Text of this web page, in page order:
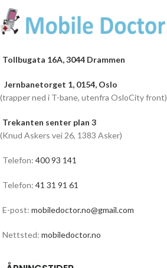
Tollbugata 16A, 3044 Drammen
Jernbanetorget 1, 0154, Oslo
(trapper ned i T-bane, utenfra OsloCity front)
Trekanten senter plan 3
(Knud Askers vei 26, 1383 Asker)
Telefon: 400 93 141
Telefon: 41 31 91 61
E-post: mobiledoctor.no@gmail.com
Nettsted: mobiledoctor.no